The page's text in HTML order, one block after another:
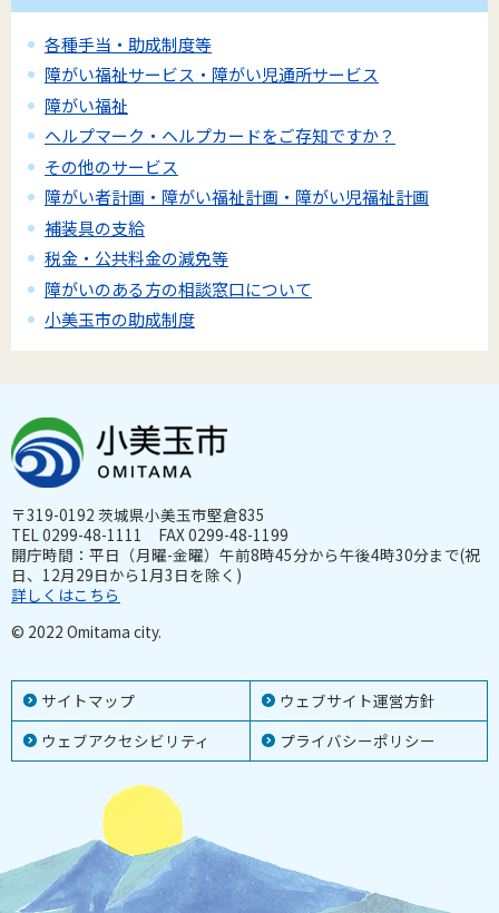
各種手当・助成制度等
障がい福祉サービス・障がい児通所サービス
障がい福祉
ヘルプマーク・ヘルプカードをご存知ですか？
その他のサービス
障がい者計画・障がい福祉計画・障がい児福祉計画
補装具の支給
税金・公共料金の減免等
障がいのある方の相談窓口について
小美玉市の助成制度
サイトマップ
ウェブサイト運営方針
ウェブアクセシビリティ
プライバシーポリシー
〒319-0192 茨城県小美玉市堅倉835
TEL 0299-48-1111 FAX 0299-48-1199
開庁時間：平日（月曜-金曜）午前8時45分から午後4時30分まで(祝
日、12月29日から1月3日を除く)
詳しくはこちら
© 2022 Omitama city.